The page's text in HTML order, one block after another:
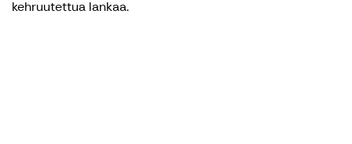
kehruutettua lankaa.